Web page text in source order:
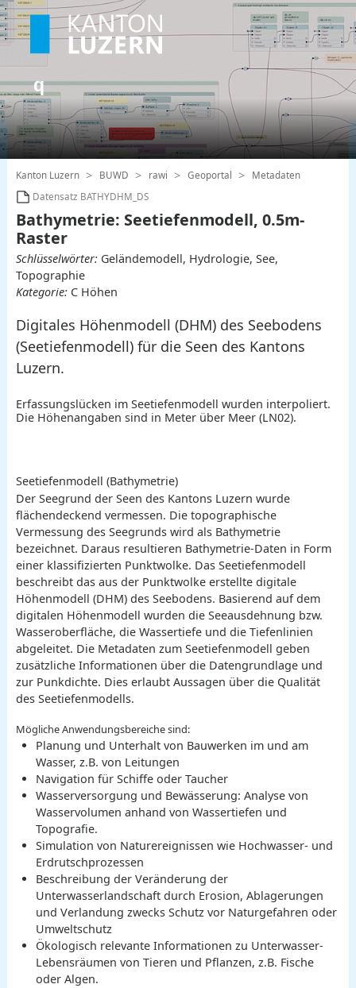
Kanton Luzern BUWD rawi Geoportal
Metadaten
Datensatz BATHYDHM_DS
Bathymetrie: Seetiefenmodell, 0.5m-
Raster
Schlüsselwörter:Geländemodell, Hydrologie, See,
Topographie
Kategorie:C Höhen
Digitales Höhenmodell (DHM) des Seebodens
(Seetiefenmodell) für die Seen des Kantons
Luzern.
Erfassungslücken im Seetiefenmodell wurden interpoliert.
Die Höhenangaben sind in Meter über Meer (LN02).
Seetiefenmodell (Bathymetrie)
Der Seegrund der Seen des Kantons Luzern wurde
flächendeckend vermessen. Die topographische
Vermessung des Seegrunds wird als Bathymetrie
bezeichnet. Daraus resultieren Bathymetrie-Daten in Form
einer klassifizierten Punktwolke. Das Seetiefenmodell
beschreibt das aus der Punktwolke erstellte digitale
Höhenmodell (DHM) des Seebodens. Basierend auf dem
digitalen Höhenmodell wurden die Seeausdehnung bzw.
Wasseroberfläche, die Wassertiefe und die Tiefenlinien
abgeleitet. Die Metadaten zum Seetiefenmodell geben
zusätzliche Informationen über die Datengrundlage und
zur Punkdichte. Dies erlaubt Aussagen über die Qualität
des Seetiefenmodells.
Mögliche Anwendungsbereiche sind:
Planung und Unterhalt von Bauwerken im und am
Wasser, z.B. von Leitungen
Navigation für Schiffe oder Taucher
Wasserversorgung und Bewässerung: Analyse von
Wasservolumen anhand von Wassertiefen und
Topografie.
Simulation von Naturereignissen wie Hochwasser- und
Erdrutschprozessen
Beschreibung der Veränderung der
Unterwasserlandschaft durch Erosion, Ablagerungen
und Verlandung zwecks Schutz vor Naturgefahren oder
Umweltschutz
Ökologisch relevante Informationen zu Unterwasser-
Lebensräumen von Tieren und Pflanzen, z.B. Fische
oder Algen.